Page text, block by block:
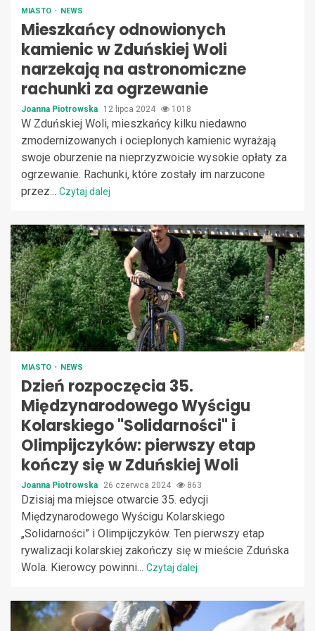
MIASTO NEWS
Mieszkańcy odnowionych
kamienic w Zduńskiej Woli
narzekają na astronomiczne
rachunki za ogrzewanie
Joanna Piotrowska 12 lipca 2024 1018
W Zduńskiej Woli, mieszkańcy kilku niedawno
zmodernizowanych i ocieplonych kamienic wyrażają
swoje oburzenie na nieprzyzwoicie wysokie opłaty za
ogrzewanie. Rachunki, które zostały im narzucone
przez... Czytaj dalej
MIASTO NEWS
Dzień rozpoczęcia 35.
Międzynarodowego Wyścigu
Kolarskiego "Solidarności" i
Olimpijczyków: pierwszy etap
kończy się w Zduńskiej Woli
Joanna Piotrowska 26 czerwca 2024 863
Dzisiaj ma miejsce otwarcie 35. edycji
Międzynarodowego Wyścigu Kolarskiego
„Solidarności” i Olimpijczyków. Ten pierwszy etap
rywalizacji kolarskiej zakończy się w mieście Zduńska
Wola. Kierowcy powinni... Czytaj dalej